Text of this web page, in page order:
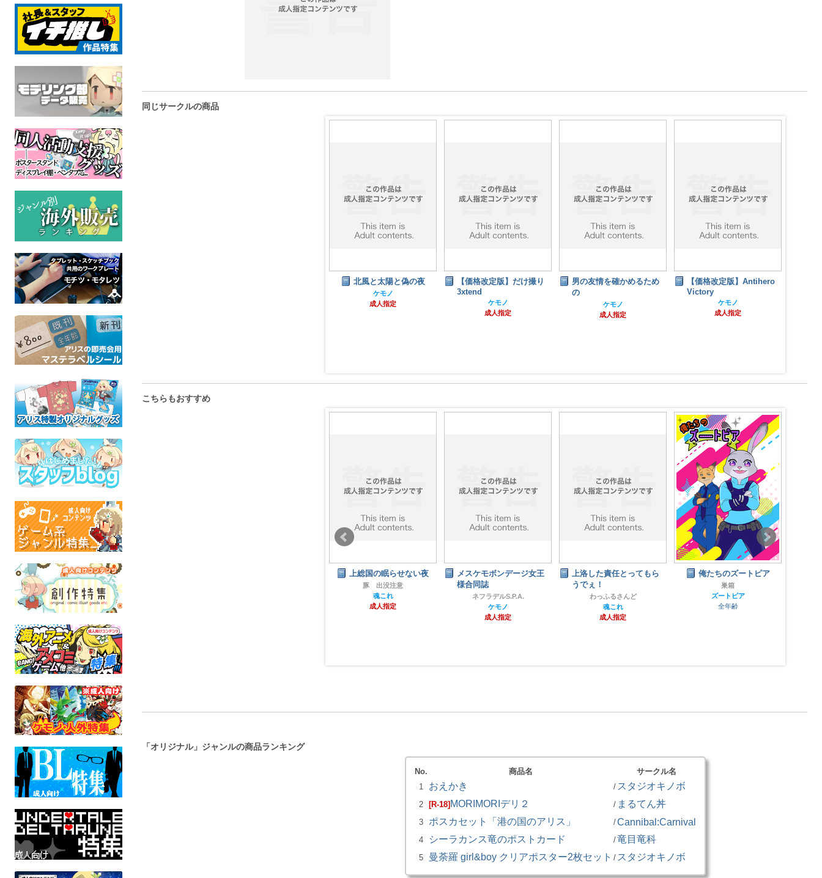
同じサークルの商品
価格改定版】だけ撮り
ケモノ
男の友情を確かめるため
の
北風と太陽と偽の夜
ケモノ
成人指定
【価格改定版】だけ撮り
3xtend
ケモノ
成人指定
男の友情を確かめるため
の
ケモノ
成人指定
【価格改定版】Antihero
Victory
ケモノ
成人指定
こちらもおすすめ
クリルフォトフレーム
ーホルダー・上総
わっふるさんど
ケモノ
オオカミパパと娘ちゃん
総集編
上総国の眠らせない夜
豚 出没注意
魂これ
成人指定
メスケモボンデージ女王
様合同誌
ネフラデルS.P.A.
ケモノ
成人指定
上洛した責任とってもら
うでぇ！
わっふるさんど
魂これ
成人指定
俺たちのズートピア
巣箱
ズートピア
全年齢
「オリジナル」ジャンルの商品ランキング
No. 商品名
サークル名
1
おえかき / スタジオキノボ
2 [R-18] MORIMORIデリ２ / まるてん丼
3 ポスカセット「港の国のアリス」 /Cannibal:Carnival
4 シーラカンス竜のポストカード /竜目竜科
5 曼荼羅 girl&boy クリアポスター2枚セット / スタジオキノボ